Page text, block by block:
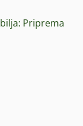
Priprema